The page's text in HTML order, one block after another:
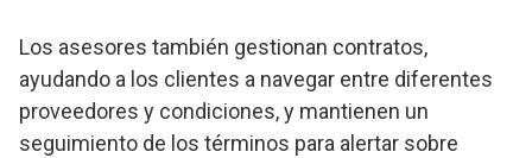
Los asesores también gestionan contratos,
ayudando a los clientes a navegar entre diferentes
proveedores y condiciones, y mantienen un
seguimiento de los términos para alertar sobre